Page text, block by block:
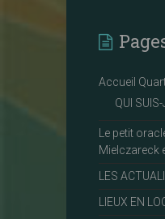
Accueil
QUI SUIS-
Le petit
Mielczareck
LES
LIEUX EN